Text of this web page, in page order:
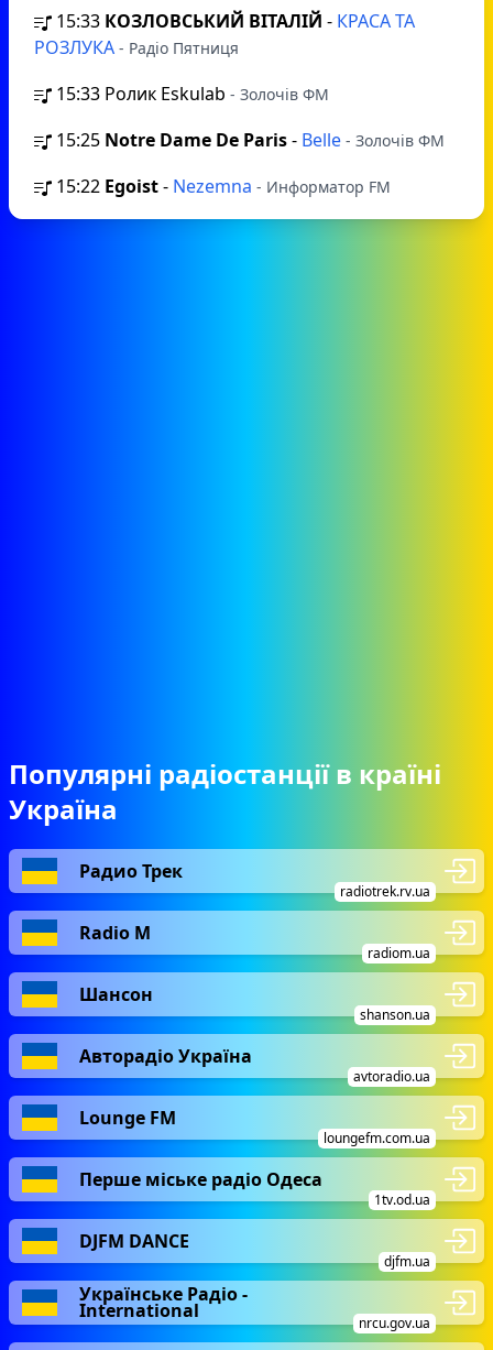
15:33 КОЗЛОВСЬКИЙ ВІТАЛІЙ - КРАСА ТА
РОЗЛУКА - Радіо Пятниця
15:33 Ролик Eskulab - Золочів ФМ
15:25 Notre Dame De Paris- Belle - Золочів ФМ
15:22 Egoist- Nezemna - Информатор FM
Популярні радіостанції в країні
Україна
Радио Трек
radiotrek.rv.ua
Radio М
radiom.ua
Шансон
shanson.ua
Авторадіо Україна
avtoradio.ua
Lounge FM
loungefm.com.ua
Перше міське радіо Одеса
1tv.od.ua
DJFM DANCE
djfm.ua
Українське Радіо -
International
nrcu.gov.ua